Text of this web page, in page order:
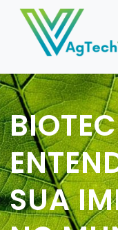
content
SUA